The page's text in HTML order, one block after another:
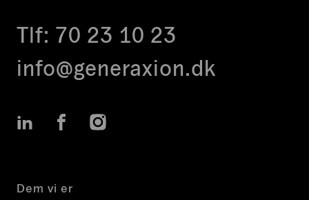
Tlf: 70 23 10 23
info@generaxion.dk
LinkedInFacebookInstagram
Dem vi er